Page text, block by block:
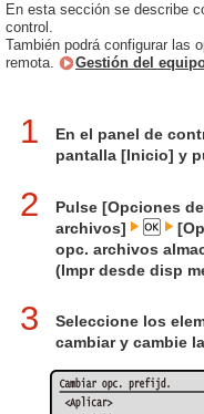
En esta sección se describe
control.
También podrá configurar las
remota.
Gestión del
1
En el panel de
pantalla [Inicio] y
2 Pulse [Opciones
archivos]
opc. archivos
(Impr desde disp
3
Seleccione los
cambiar y cambie